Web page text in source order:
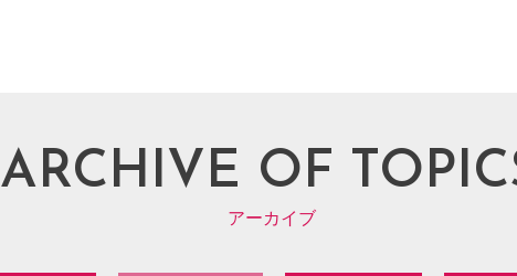
ARCHIVE OF
アーカイブ